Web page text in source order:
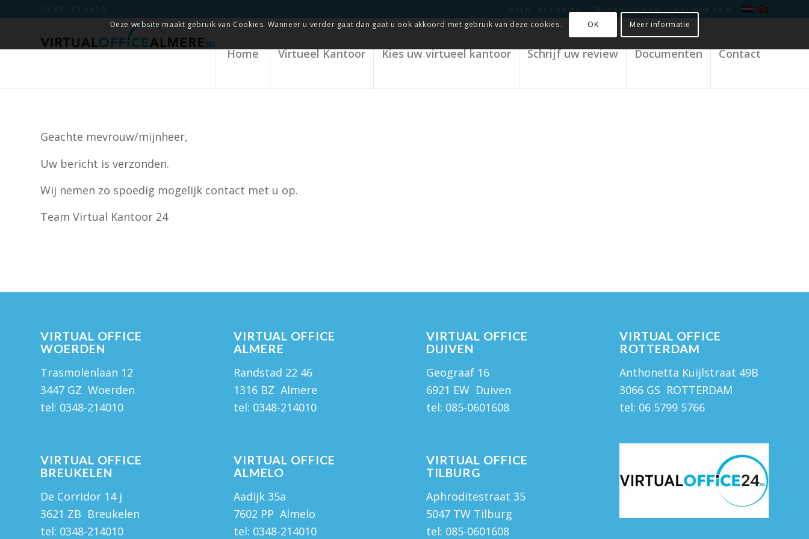
Mijn account Winkelmand Afrekenen
0348-214010
Home Virtueel Kantoor Kies uw virtueel kantoor Schrijf uw review Documenten Contact
Geachte mevrouw/mijnheer,
Uw bericht is verzonden.
Wij nemen zo spoedig mogelijk contact met u op.
Team Virtual Kantoor 24
VIRTUAL OFFICE
WOERDEN
Trasmolenlaan 12
3447 GZ Woerden
tel: 0348-214010
VIRTUAL OFFICE
BREUKELEN
De Corridor 14 j
3621 ZB Breukelen
tel: 0348-214010
VIRTUAL OFFICE
ALMERE
Randstad 22 46
1316 BZ Almere
tel: 0348-214010
VIRTUAL OFFICE
ALMELO
Aadijk 35a
7602 PP Almelo
tel: 0348-214010
VIRTUAL OFFICE
DUIVEN
Geograaf 16
6921 EW Duiven
tel: 085-0601608
VIRTUAL OFFICE
TILBURG
Aphroditestraat 35
5047 TW Tilburg
tel: 085-0601608
VIRTUAL OFFICE
ROTTERDAM
Anthonetta Kuijlstraat 49B
3066 GS ROTTERDAM
tel: 06 5799 5766
Deze website maakt gebruik van Cookies. Wanneer u verder gaat dan gaat u ook akkoord met gebruik van deze cookies. OK Meer informatie